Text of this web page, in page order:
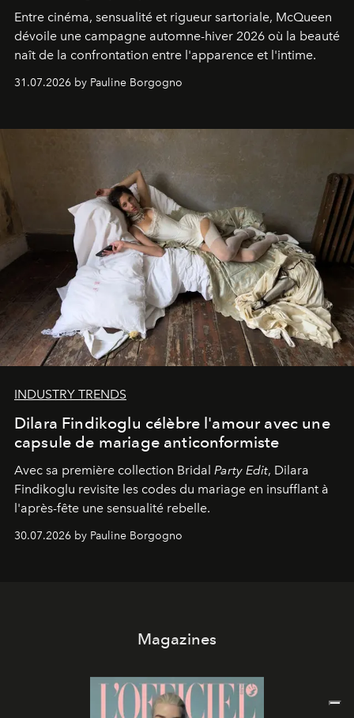
Entre cinéma, sensualité et rigueur sartoriale, McQueen
dévoile une campagne automne-hiver 2026 où la beauté
naît de la confrontation entre l'apparence et l'intime.
31.07.2026 by Pauline Borgogno
INDUSTRY TRENDS
Dilara Findikoglu célèbre l'amour avec une
capsule de mariage anticonformiste
Avec sa première collection Bridal Party Edit, Dilara
Findikoglu revisite les codes du mariage en insufflant à
l'après-fête une sensualité rebelle.
30.07.2026 by Pauline Borgogno
Magazines